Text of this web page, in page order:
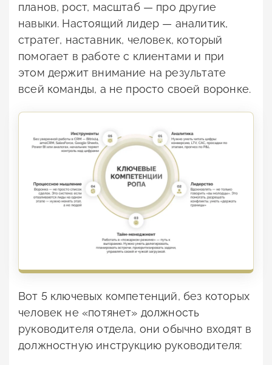
планов, рост, масштаб — про другие
навыки. Настоящий лидер — аналитик,
стратег, наставник, человек, который
помогает в работе с клиентами и при
этом держит внимание на результате
всей команды, а не просто своей воронке.
Вот 5 ключевых компетенций, без которых
человек не «потянет» должность
руководителя отдела, они обычно входят в
должностную инструкцию руководителя: